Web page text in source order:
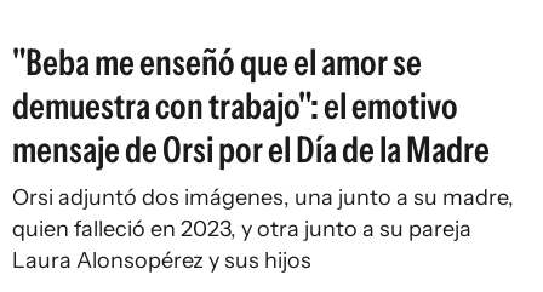
"Beba me enseñó que el amor se
demuestra con trabajo": el emotivo
mensaje de Orsi por el Día de la Madre
Orsi adjuntó dos imágenes, una junto a su madre,
quien falleció en 2023, y otra junto a su pareja
Laura Alonsopérez y sus hijos